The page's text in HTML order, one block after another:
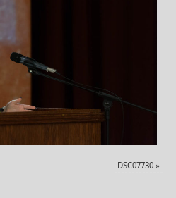
DSC07730 »